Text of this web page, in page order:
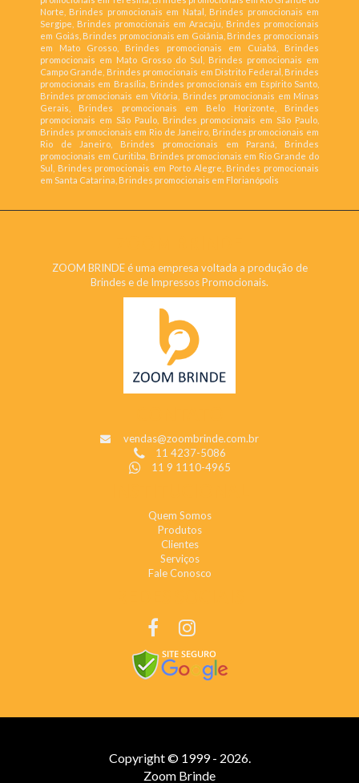
Norte, Brindes promocionais em Natal, Brindes promocionais em
Sergipe, Brindes promocionais em Aracaju, Brindes promocionais
em Goiás, Brindes promocionais em Goiânia, Brindes promocionais
em Mato Grosso, Brindes promocionais em Cuiabá, Brindes
promocionais em Mato Grosso do Sul, Brindes promocionais em
Campo Grande, Brindes promocionais em Distrito Federal, Brindes
promocionais em Brasília, Brindes promocionais em Espírito Santo,
Brindes promocionais em Vitória, Brindes promocionais em Minas
Gerais, Brindes promocionais em Belo Horizonte, Brindes
promocionais em São Paulo, Brindes promocionais em São Paulo,
Brindes promocionais em Rio de Janeiro, Brindes promocionais em
Rio de Janeiro, Brindes promocionais em Paraná, Brindes
promocionais em Curitiba, Brindes promocionais em Rio Grande do
Sul, Brindes promocionais em Porto Alegre, Brindes promocionais
em Santa Catarina, Brindes promocionais em Florianópolis
ZOOM BRINDE é uma empresa voltada a produção de
Brindes e de Impressos Promocionais.
vendas@zoombrinde.com.br
11 4237-5086
11 9 1110-4965
Quem Somos
Produtos
Clientes
Serviços
Fale Conosco
Copyright © 1999 - 2026.
Zoom Brinde